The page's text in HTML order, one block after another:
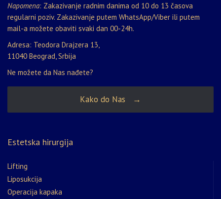
Napomena: Zakazivanje radnim danima od 10 do 13 časova
regularni poziv. Zakazivanje putem WhatsApp/Viber ili putem
mail-a možete obaviti svaki dan 00-24h.
Adresa: Teodora Drajzera 13,
11040 Beograd, Srbija
Ne možete da Nas nađete?
Kako do Nas →
Estetska hirurgija
Lifting
Liposukcija
Operacija kapaka